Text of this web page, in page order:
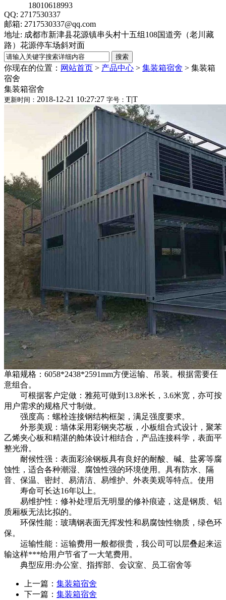
18010618993
QQ: 2717530337
邮箱: 2717530337@qq.com
地址: 成都市新津县花源镇串头村十五组108国道旁（老川藏
路）花源停车场斜对面
你现在的位置： 网站首页 > 产品中心 > 集装箱宿舍 > 集装箱
宿舍
集装箱宿舍
更新时间： 2018-12-21 10:27:27 字号： T|T
单箱规格：6058*2438*2591mm方便运输、吊装。根据需要任
意组合。
可根据客户定做：雅苑可做到13.8米长，3.6米宽，亦可按
用户需求的规格尺寸制做。
强度高：螺栓连接钢结构框架，满足强度要求。
外形美观：墙体采用彩钢夹芯板，小板组合式设计，聚苯
乙烯夹心板和精湛的舱体设计相结合，产品连接科学，表面平
整光滑。
耐候性强：表面彩涂钢板具有良好的耐酸、碱、盐雾等腐
蚀性，适合各种潮湿、腐蚀性强的环境使用。具有防水、隔
音、保温、密封、易清洁、易维护、外表美观等特点。使用
寿命可长达16年以上。
易维护性：修补处理后无明显的修补痕迹，这是钢质、铝
质厢板无法比拟的。
环保性能：玻璃钢表面无挥发性和易腐蚀性物质，绿色环
保。
运输性能：运输费用一般都很贵，我公司可以层叠起来运
输这样***给用户节省了一大笔费用。
典型应用:办公室、指挥部、会议室、员工宿舍等
上一篇： 集装箱宿舍
下一篇： 集装箱宿舍